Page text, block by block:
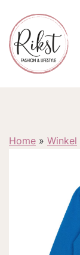
Home » Winkel